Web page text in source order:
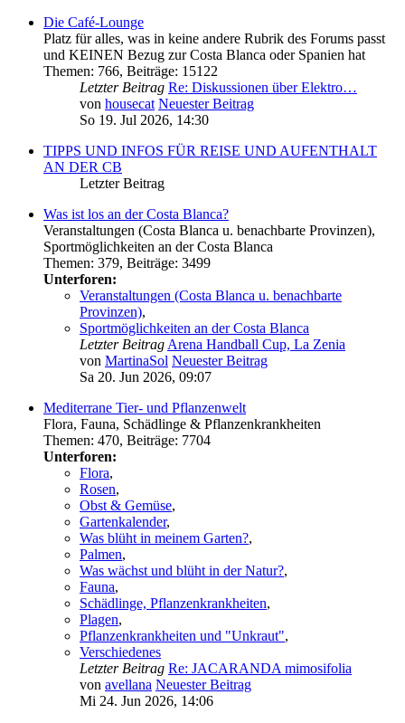
Die Café-Lounge
Platz für alles, was in keine andere Rubrik des Forums passt
und KEINEN Bezug zur Costa Blanca oder Spanien hat
Themen: 766, Beiträge: 15122
Letzter Beitrag Re: Diskussionen über Elektro…
von housecat Neuester Beitrag
So 19. Jul 2026, 14:30
TIPPS UND INFOS FÜR REISE UND AUFENTHALT
AN DER CB
Letzter Beitrag
Was ist los an der Costa Blanca?
Veranstaltungen (Costa Blanca u. benachbarte Provinzen),
Sportmöglichkeiten an der Costa Blanca
Themen: 379, Beiträge: 3499
Unterforen:
Veranstaltungen (Costa Blanca u. benachbarte
Provinzen),
Sportmöglichkeiten an der Costa Blanca
Letzter Beitrag Arena Handball Cup, La Zenia
von MartinaSol Neuester Beitrag
Sa 20. Jun 2026, 09:07
Mediterrane Tier- und Pflanzenwelt
Flora, Fauna, Schädlinge & Pflanzenkrankheiten
Themen: 470, Beiträge: 7704
Unterforen:
Flora,
Rosen,
Obst & Gemüse,
Gartenkalender,
Was blüht in meinem Garten?,
Palmen,
Was wächst und blüht in der Natur?,
Fauna,
Schädlinge, Pflanzenkrankheiten,
Plagen,
Pflanzenkrankheiten und "Unkraut",
Verschiedenes
Letzter Beitrag Re: JACARANDA mimosifolia
von avellana Neuester Beitrag
Mi 24. Jun 2026, 14:06